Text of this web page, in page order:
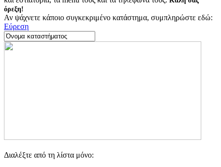
όρεξη!
Αν ψάχνετε κάποιο συγκεκριμένο κατάστημα, συμπληρώστε εδώ:
Εύρεση
Διαλέξτε από τη λίστα μόνο: